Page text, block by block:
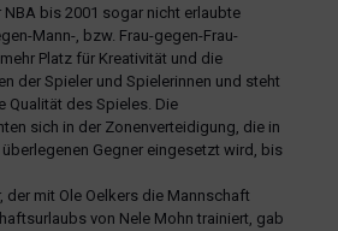
NBA bis 2001 sogar nicht erlaubte
Mann-, bzw. Frau-gegen-Frau-
Platz für Kreativität und die
der Spieler und Spielerinnen und steht
Qualität des Spieles. Die
sich in der Zonenverteidigung, die in
Gegner eingesetzt wird, bis
der mit Ole Oelkers die Mannschaft
von Nele Mohn trainiert, gab